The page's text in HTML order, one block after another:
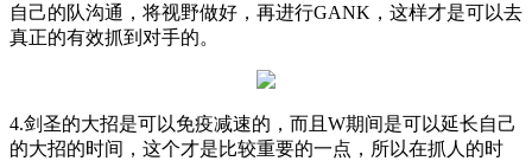
自己的队沟通，将视野做好，再进行GANK，这样才是可以去
真正的有效抓到对手的。
4.剑圣的大招是可以免疫减速的，而且W期间是可以延长自己
的大招的时间，这个才是比较重要的一点，所以在抓人的时